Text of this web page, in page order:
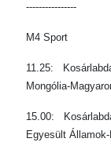
----------------
M4 Sport
11.25:
Mongólia-
15.00:
Egyesült